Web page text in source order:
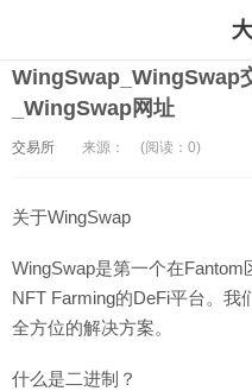
WingSwap_WingSwap
_WingSwap网址
交易所 来源： (阅读：0)
关于WingSwap
WingSwap是第一个在
NFT Farming的DeFi平台。我
全方位的解决方案。
什么是二进制？